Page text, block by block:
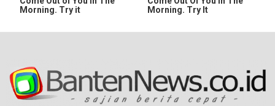
Morning. Try it
Morning. Try It